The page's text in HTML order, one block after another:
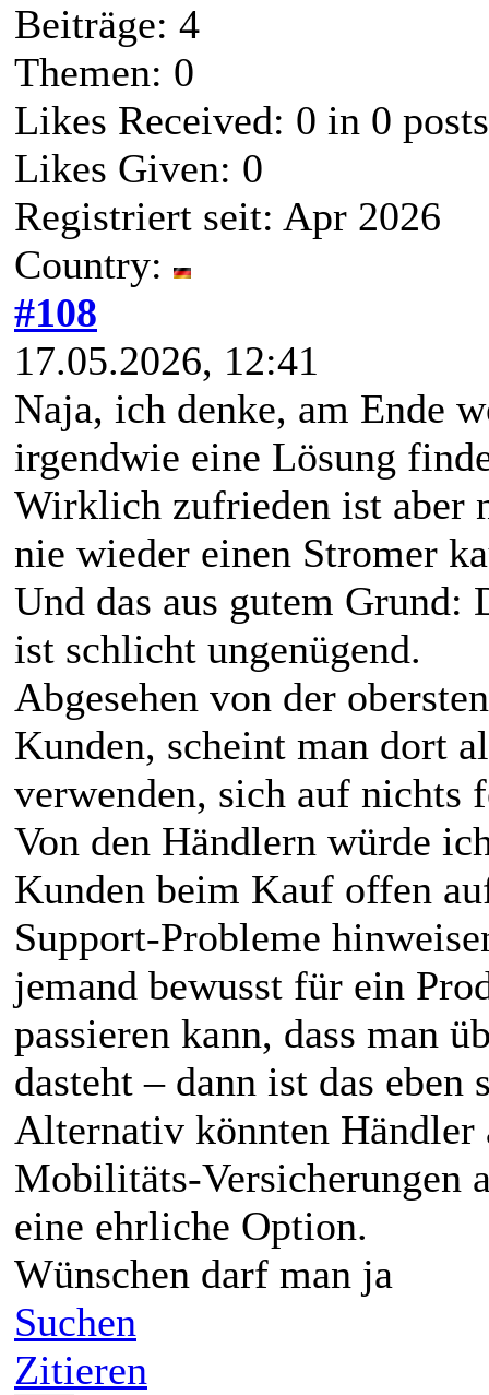
Beiträge: 4
Themen: 0
Likes Received: 0 in 0 posts
Likes Given: 0
Registriert seit: Apr 2026
Country:
#108
17.05.2026, 12:41
Naja, ich denke, am Ende
irgendwie eine Lösung
Wirklich zufrieden ist aber
nie wieder einen Stromer
Und das aus gutem
ist schlicht ungenügend.
Abgesehen von der
Kunden, scheint man dort
verwenden, sich auf nichts
Von den Händlern würde
Kunden beim Kauf offen
Support‑Probleme
jemand bewusst für ein
passieren kann, dass man
dasteht – dann ist das eben
Alternativ könnten Händler
Mobilitäts‑Versicherungen
eine ehrliche Option.
Wünschen darf man ja
Suchen
Zitieren